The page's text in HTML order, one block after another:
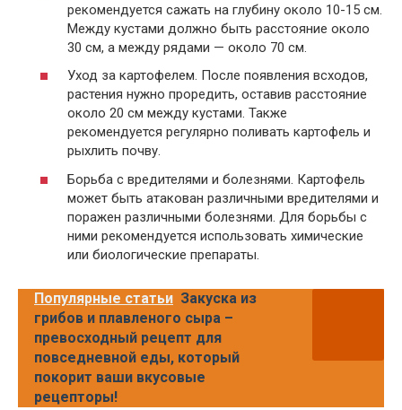
рекомендуется сажать на глубину около 10-15 см.
Между кустами должно быть расстояние около
30 см, а между рядами — около 70 см.
Уход за картофелем. После появления всходов,
растения нужно проредить, оставив расстояние
около 20 см между кустами. Также
рекомендуется регулярно поливать картофель и
рыхлить почву.
Борьба с вредителями и болезнями. Картофель
может быть атакован различными вредителями и
поражен различными болезнями. Для борьбы с
ними рекомендуется использовать химические
или биологические препараты.
Популярные статьи Закуска из
грибов и плавленого сыра –
превосходный рецепт для
повседневной еды, который
покорит ваши вкусовые
рецепторы!